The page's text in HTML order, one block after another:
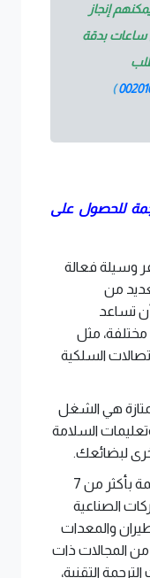
إنجاز
ساعات بدقة
)
للحصول على
وسيلة فعالة
من
تساعد
مختلفة، مثل
السلكية
هي الشغل
السلامة
لبضائعك.
تتمتع شركة امتياز أفضل شركة ترجمة بأكثر من 7
الصناعية
والمعدات
من المجالات ذات
التقنية،